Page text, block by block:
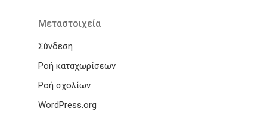
Μεταστοιχεία
Σύνδεση
Ροή καταχωρίσεων
Ροή σχολίων
WordPress.org